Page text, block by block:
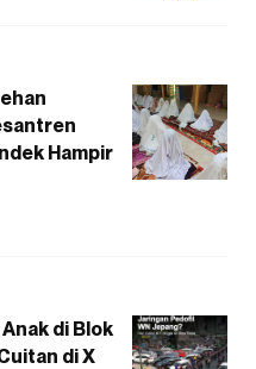
Hampir
di Blok
di X